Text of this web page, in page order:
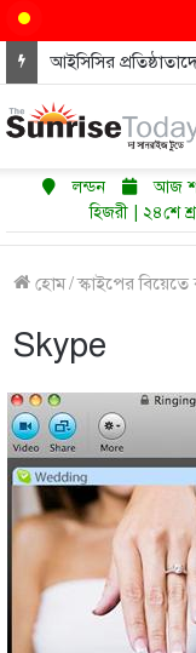
লন্ডন
আজ
হিজরী | ২৪শে
হোম/স্কাইপের বিয়েতে
Skype